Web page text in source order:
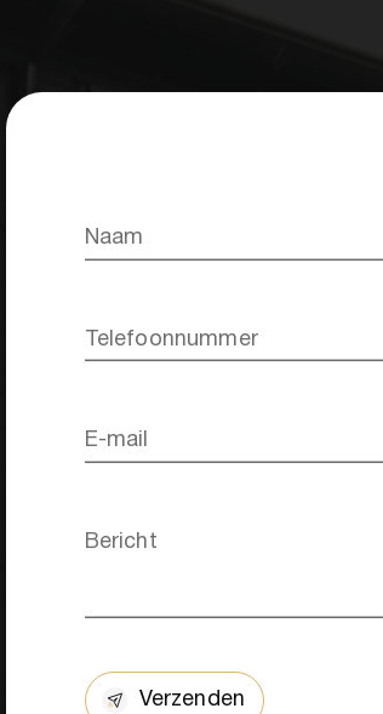
Naam
Telefoonnummer
E-mail
Bericht
Verzenden